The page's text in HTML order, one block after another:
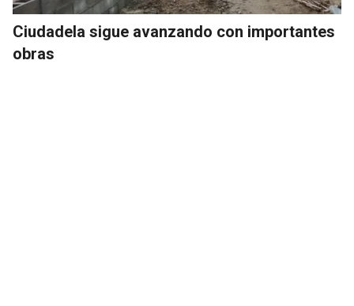
Ciudadela sigue avanzando con importantes
obras